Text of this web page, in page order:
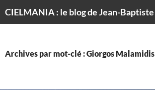
Archives par mot-clé : Giorgos Malamidis